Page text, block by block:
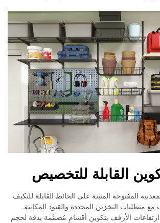
القابلة للتخصيص
المفتوحة المثبتة على الحائط القابلة للتكيف
متطلبات التخزين المحددة والقيود المكانية.
الأرفف بتكوين أقسامٍ مُصمَّمة بدقة لحجم